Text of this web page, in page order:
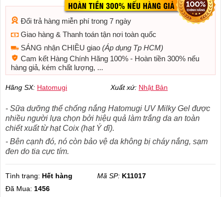
Đổi trả hàng miễn phí trong 7 ngày
Giao hàng & Thanh toán tận nơi toàn quốc
SÁNG nhận CHIỀU giao (Áp dụng Tp HCM)
Cam kết Hàng Chính Hãng 100% - Hoàn tiền 300% nếu
hàng giả, kém chất lượng, ...
Hãng SX: Hatomugi Xuất xứ: Nhật Bản
- Sữa dưỡng thể chống nắng Hatomugi UV Milky Gel được
nhiều người lựa chọn bởi hiệu quả làm trắng da an toàn
chiết xuất từ hạt Coix (hạt Ý dĩ).
- Bên cạnh đó, nó còn bảo vệ da không bị cháy nắng, sạm
đen do tia cực tím.
Tình trạng: Hết hàng Mã SP: K11017
Đã Mua: 1456